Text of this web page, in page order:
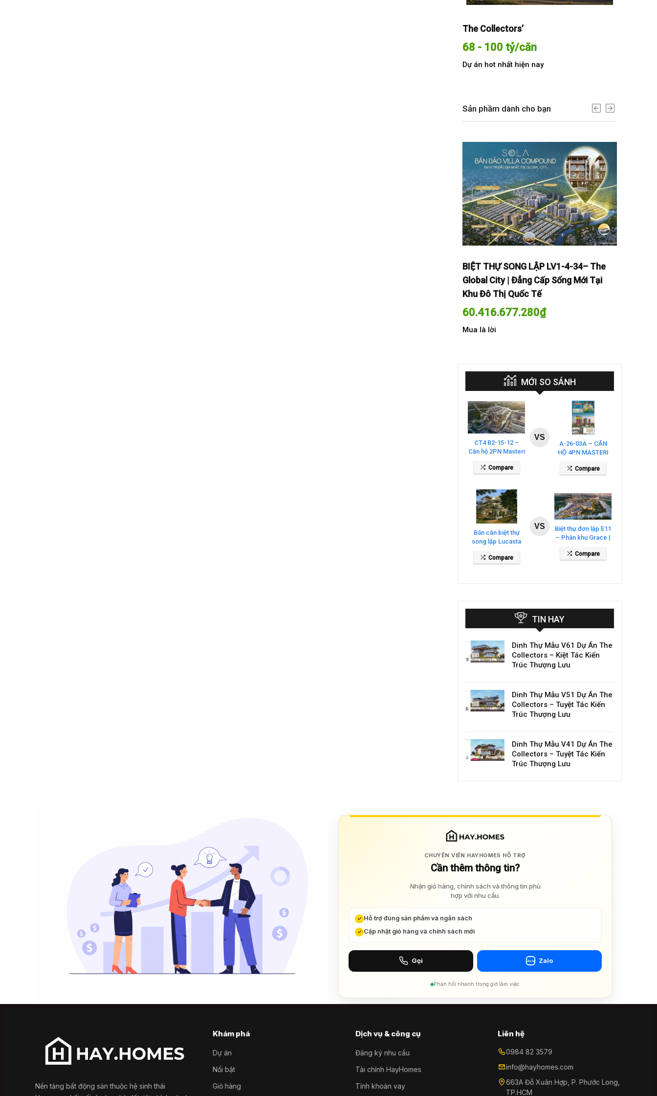
The Collectors’
68 - 100 tỷ/căn
Dự án hot nhất hiện nay
Sản phầm dành cho bạn
BIỆT THỰ SONG LẬP LV1-4-34– The
Global City | Đẳng Cấp Sống Mới Tại
Khu Đô Thị Quốc Tế
60.416.677.280₫
Mua là lời
MỚI SO SÁNH
CT4 B2-15-12 –
Căn hộ 2PN Masteri
Compare
VS
A-26-03A – CĂN
HỘ 4PN MASTERI
COSMO CENTRAL
– THE GLOBAL
Compare
Bán căn biệt thự
song lập Lucasta
Villa – DT 175m2
giá 26 tỷ
Compare
VS
Biệt thự đơn lập E11
– Phân khu Grace |
Waters
Compare
TIN HAY
Dinh Thự Mẫu V61 Dự Án The
Collectors – Kiệt Tác Kiến
Trúc Thượng Lưu
Dinh Thự Mẫu V51 Dự Án The
Collectors – Tuyệt Tác Kiến
Trúc Thượng Lưu
Dinh Thự Mẫu V41 Dự Án The
Collectors – Tuyệt Tác Kiến
Trúc Thượng Lưu
CHUYÊN VIÊN HAYHOMES HỖ TRỢ
Cần thêm thông tin?
Nhận giỏ hàng, chính sách và thông tin phù
hợp với nhu cầu.
Hỗ trợ đúng sản phẩm và ngân sách
Cập nhật giỏ hàng và chính sách mới
Gọi Zalo Zalo
Phản hồi nhanh trong giờ làm việc
Nền tảng bất động sản thuộc hệ sinh thái
Khám phá
Dự án
Nổi bật
Giỏ hàng
Dịch vụ & công cụ
Đăng ký nhu cầu
Tài chính HayHomes
Tính khoản vay
Liên hệ
0984 82 3579
info@hayhomes.com
663A Đỗ Xuân Hợp, P. Phước Long,
TP.HCM